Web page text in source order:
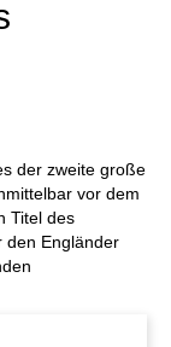
der zweite große
vor dem
Titel des
den Engländer